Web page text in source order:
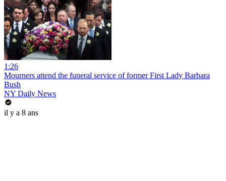
1:26
Mourners attend the funeral service of former First Lady Barbara
Bush
NY Daily News
il y a 8 ans